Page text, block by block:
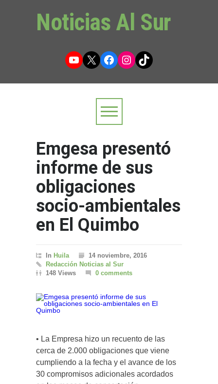
Noticias Al Sur
YouTube
X Facebook
Instagram
TikTok
Emgesa presentó
informe de sus
obligaciones
socio-ambientales
en El Quimbo
In Huila
14 noviembre, 2016
Redacción Noticias al Sur
148 Views
0 comments
• La Empresa hizo un recuento de las
cerca de 2.000 obligaciones que viene
cumpliendo a la fecha y el avance de los
30 compromisos adicionales acordados